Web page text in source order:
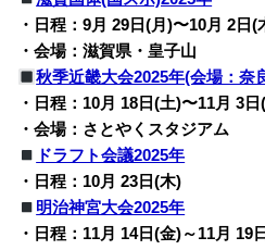
・日程：9月 29日(月)〜10月 2日(
・会場：滋賀県・皇子山
秋季近畿大会2025年(会場：奈
・日程：10月 18日(土)〜11月 3日
・会場：さとやくスタジアム
ドラフト会議2025年
・日程：10月 23日(木)
明治神宮大会2025年
・日程：11月 14日(金)～11月 19